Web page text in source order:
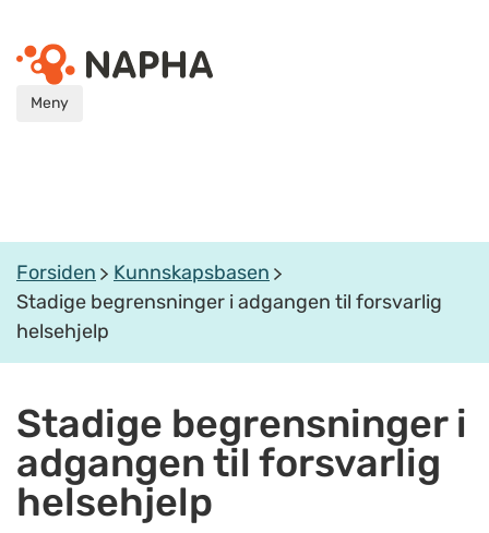
Meny
Forsiden
Kunnskapsbasen
Stadige begrensninger i adgangen til forsvarlig
helsehjelp
Stadige begrensninger i
adgangen til forsvarlig
helsehjelp